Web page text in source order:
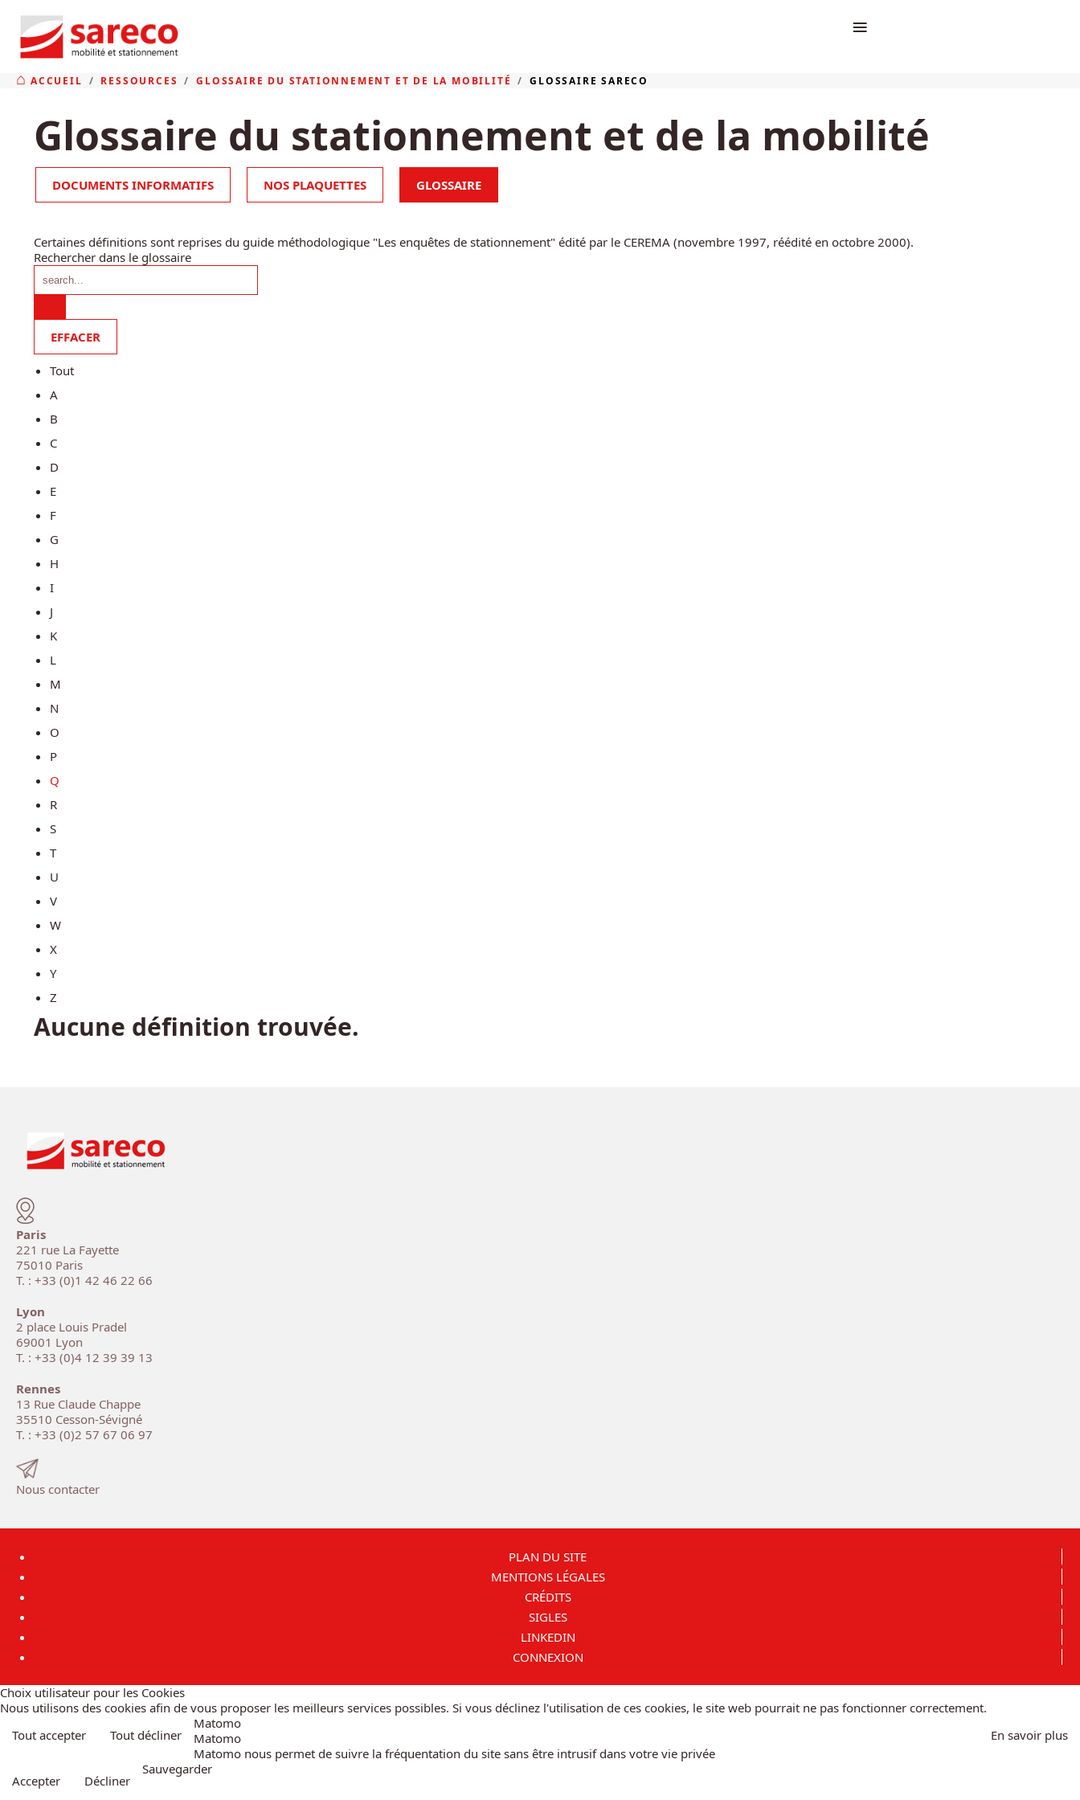
≡
ACCUEIL RESSOURCES GLOSSAIRE DU STATIONNEMENT ET DE LA MOBILITÉ GLOSSAIRE SARECO
Glossaire du stationnement et de la mobilité
DOCUMENTS INFORMATIFS NOS PLAQUETTES GLOSSAIRE
Certaines définitions sont reprises du guide méthodologique "Les enquêtes de stationnement" édité par le CEREMA (novembre 1997, réédité en octobre 2000).
Rechercher dans le glossaire
Tout
A
B
C
D
E
F
G
H
I
J
K
L
M
N
O
P
Q
R
S
T
U
V
W
X
Y
Z
Aucune définition trouvée.
Paris
221 rue La Fayette
75010 Paris
T. : +33 (0)1 42 46 22 66
Lyon
2 place Louis Pradel
69001 Lyon
T. : +33 (0)4 12 39 39 13
Rennes
13 Rue Claude Chappe
35510 Cesson-Sévigné
T. : +33 (0)2 57 67 06 97
Nous contacter
PLAN DU SITE
MENTIONS LÉGALES
CRÉDITS
SIGLES
LINKEDIN
CONNEXION
Choix utilisateur pour les Cookies
Nous utilisons des cookies afin de vous proposer les meilleurs services possibles. Si vous déclinez l'utilisation de ces cookies, le site web pourrait ne pas fonctionner correctement.
Tout accepter
Tout décliner En savoir plus
Matomo
Matomo
Matomo nous permet de suivre la fréquentation du site sans être intrusif dans votre vie privée
Accepter
Décliner
Sauvegarder